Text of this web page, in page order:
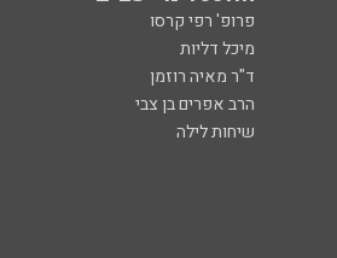
פרופ' רפי קרסו
מיכל דליות
ד"ר מאיה רוזמן
הרב אפרים בן צבי
שיחות לילה